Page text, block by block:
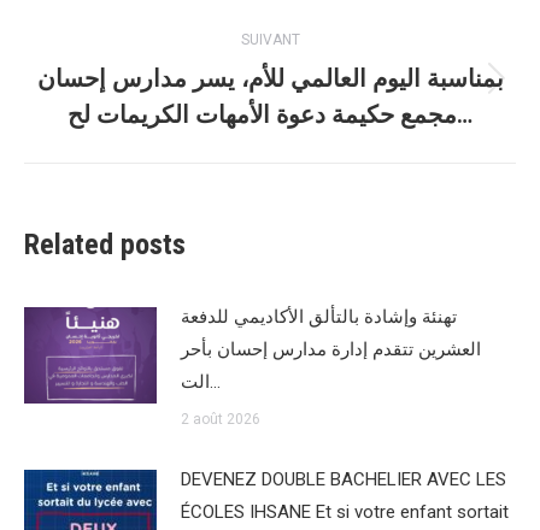
SUIVANT
Article
suivant
بمناسبة اليوم العالمي للأم، يسر مدارس إحسان
مجمع حكيمة دعوة الأمهات الكريمات لح…
Related posts
تهنئة وإشادة بالتألق الأكاديمي للدفعة
العشرين تتقدم إدارة مدارس إحسان بأحر
2 août 2026
DEVENEZ DOUBLE BACHELIER AVEC LES
ÉCOLES IHSANE Et si votre enfant sortait